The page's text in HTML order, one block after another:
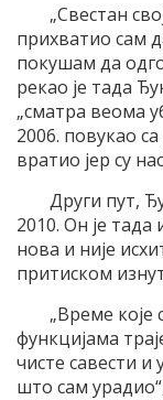
„Свестан
прихватио сам
покушам да
рекао је тада
„сматра веома
2006. повукао
вратио јер су
Други пут,
2010. Он је тада
нова и није
притиском
„Време које
функцијама
чисте савести
што сам